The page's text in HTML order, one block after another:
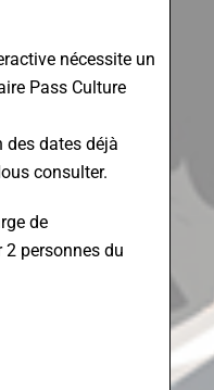
nécessite un
Pass Culture
des dates déjà
consulter.
de
personnes du